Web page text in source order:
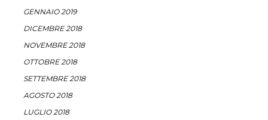
GENNAIO 2019
DICEMBRE 2018
NOVEMBRE 2018
OTTOBRE 2018
SETTEMBRE 2018
AGOSTO 2018
LUGLIO 2018